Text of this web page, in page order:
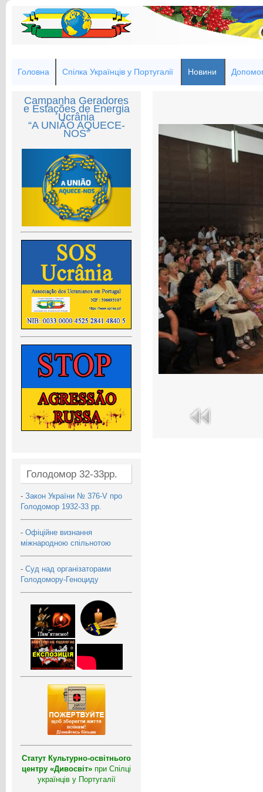
Головна Спілка Українців у Португалії Новини
Campanha Geradores
e Estações de Energia
Ucrânia
“A UNIÃO AQUECE-
NOS”
Голодомор 32-33рр.
- Закон України № 376-V про
Голодомор 1932-33 рр.
- Офіційне визнання
міжнародною спільнотою
- Суд над організаторами
Голодомору-Геноциду
Статут Культурно-освітнього
центру «Дивосвіт» при Спілці
українців у Португалії